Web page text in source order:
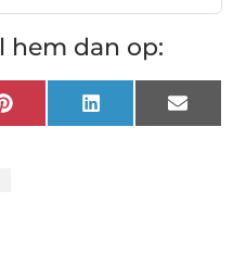
hem dan op:
Pinterest LinkedIn Email